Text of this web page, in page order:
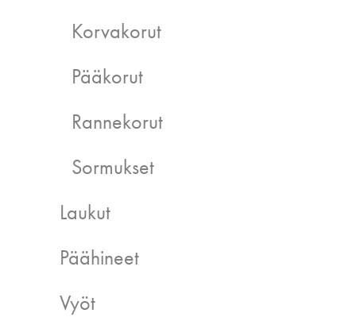
Korvakorut
Pääkorut
Rannekorut
Sormukset
Laukut
Päähineet
Vyöt